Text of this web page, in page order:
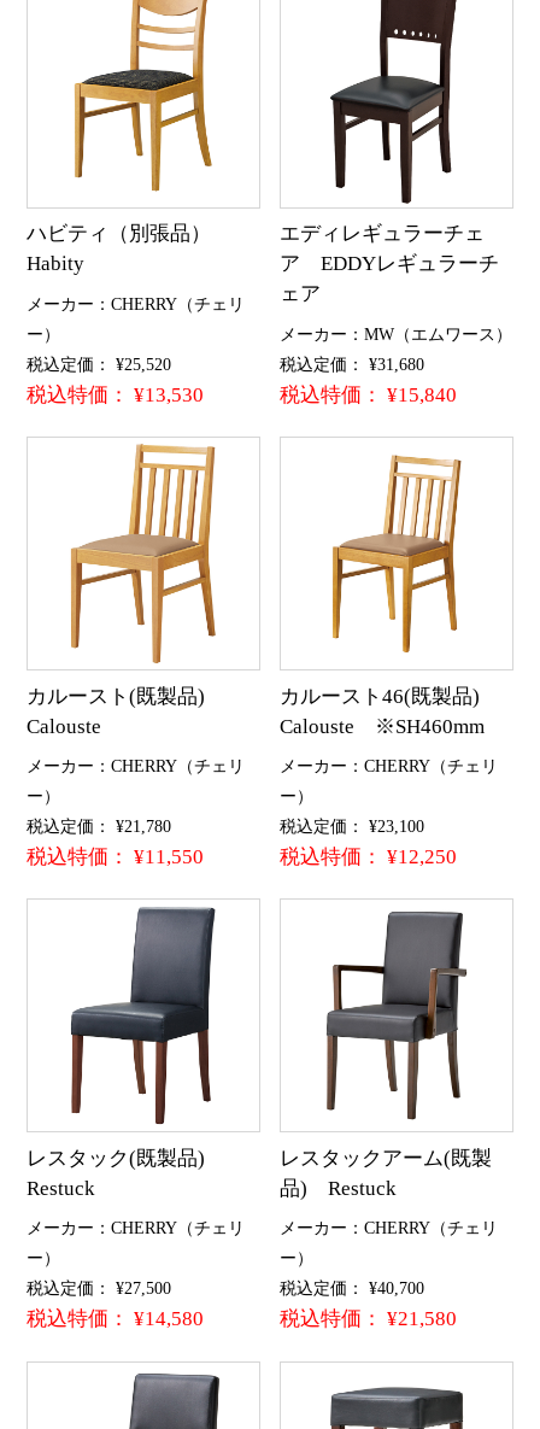
ハビティ（別張品）
Habity
メーカー：CHERRY（チェリ
ー）
税込定価： ¥25,520
税込特価： ¥13,530
エディレギュラーチェ
ア EDDYレギュラーチ
ェア
メーカー：MW（エムワース）
税込定価： ¥31,680
税込特価： ¥15,840
カルースト(既製品)
Calouste
メーカー：CHERRY（チェリ
ー）
税込定価： ¥21,780
税込特価： ¥11,550
カルースト46(既製品)
Calouste ※SH460mm
メーカー：CHERRY（チェリ
ー）
税込定価： ¥23,100
税込特価： ¥12,250
レスタック(既製品)
Restuck
メーカー：CHERRY（チェリ
ー）
税込定価： ¥27,500
税込特価： ¥14,580
レスタックアーム(既製
品) Restuck
メーカー：CHERRY（チェリ
ー）
税込定価： ¥40,700
税込特価： ¥21,580